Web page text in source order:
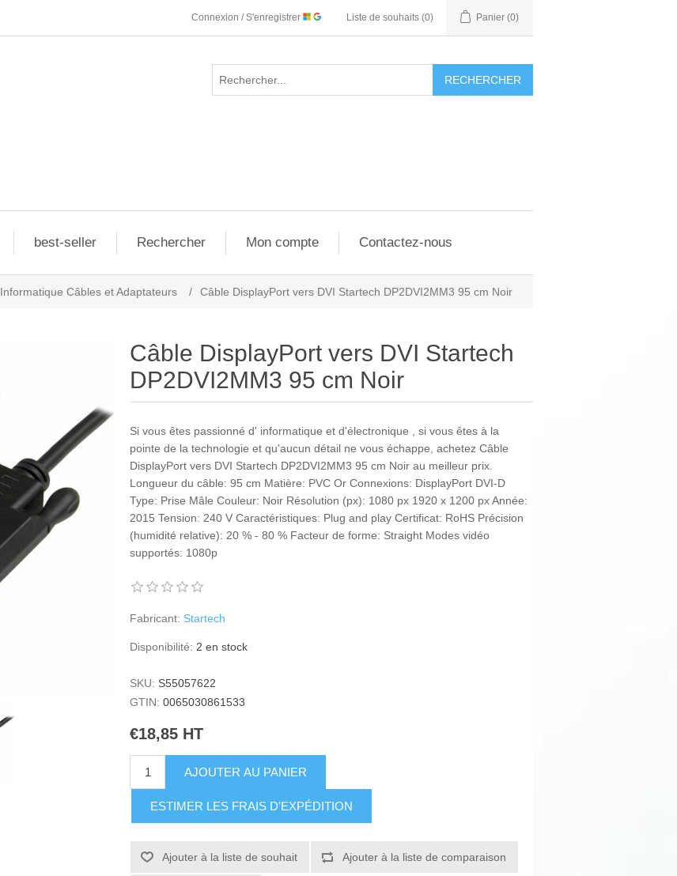
Connexion / S'enregistrer Liste de souhaits (0) Panier (0)
RECHERCHER
best-seller Rechercher Mon compte Contactez-nous
Informatique Câbles et Adaptateurs / Câble DisplayPort vers DVI Startech DP2DVI2MM3 95 cm Noir
Câble DisplayPort vers DVI Startech
DP2DVI2MM3 95 cm Noir
Si vous êtes passionné d' informatique et d'électronique , si vous êtes à la
pointe de la technologie et qu'aucun détail ne vous échappe, achetez Câble
DisplayPort vers DVI Startech DP2DVI2MM3 95 cm Noir au meilleur prix.
Longueur du câble: 95 cm Matière: PVC Or Connexions: DisplayPort DVI-D
Type: Prise Mâle Couleur: Noir Résolution (px): 1080 px 1920 x 1200 px Année:
2015 Tension: 240 V Caractéristiques: Plug and play Certificat: RoHS Précision
(humidité relative): 20 % - 80 % Facteur de forme: Straight Modes vidéo
supportés: 1080p
Fabricant: Startech
Disponibilité: 2 en stock
SKU: S55057622
GTIN: 0065030861533
€18,85 HT
AJOUTER AU PANIER
ESTIMER LES FRAIS D'EXPÉDITION
Ajouter à la liste de souhait Ajouter à la liste de comparaison